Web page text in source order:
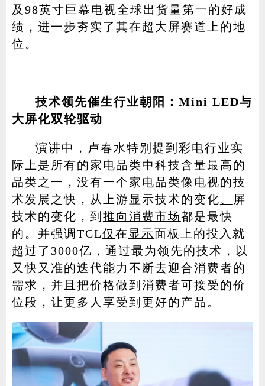
及98英寸巨幕电视全球出货量第一的好成
绩，进一步夯实了其在超大屏赛道上的地
位。
技术领先催生行业朝阳：Mini LED与
大屏化双轮驱动
演讲中，卢春水特别提到彩电行业实
际上是所有的家电品类中科技含量最高的
品类之一 ，没有一个家电品类像电视的技
术发展之快，从上游显示技术的变化、
屏
技术的变化，到推向消费市场都是最快
的。并强调TCL仅 在 显示面板上的投入就
超过了3000亿，通过最为领先的技术，以
又快又准的迭代能力 不断去迎合消费者的
需求，并且把价格做到消费者可接受的价
位段，让更多人享受到更好的产品。